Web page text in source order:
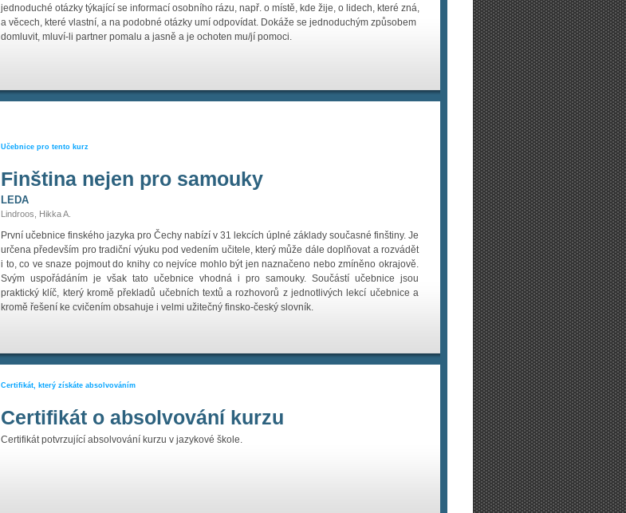
jednoduché otázky týkající se informací osobního rázu, např. o místě, kde žije, o lidech, které zná,
a věcech, které vlastní, a na podobné otázky umí odpovídat. Dokáže se jednoduchým způsobem
domluvit, mluví-li partner pomalu a jasně a je ochoten mu/jí pomoci.
Učebnice pro tento kurz
Finština nejen pro samouky
LEDA
Lindroos, Hikka A.
První učebnice finského jazyka pro Čechy nabízí v 31 lekcích úplné základy současné finštiny. Je
určena především pro tradiční výuku pod vedením učitele, který může dále doplňovat a rozvádět
i to, co ve snaze pojmout do knihy co nejvíce mohlo být jen naznačeno nebo zmíněno okrajově.
Svým uspořádáním je však tato učebnice vhodná i pro samouky. Součástí učebnice jsou
praktický klíč, který kromě překladů učebních textů a rozhovorů z jednotlivých lekcí učebnice a
kromě řešení ke cvičením obsahuje i velmi užitečný finsko-český slovník.
Certifikát, který získáte absolvováním
Certifikát o absolvování kurzu
Certifikát potvrzující absolvování kurzu v jazykové škole.